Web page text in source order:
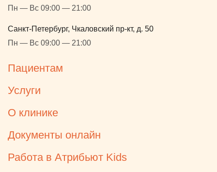
Пн — Вс 09:00 — 21:00
Санкт-Петербург, Чкаловский пр-кт, д. 50
Пн — Вс 09:00 — 21:00
Пациентам
Услуги
О клинике
Документы онлайн
Работа в Атрибьют Kids